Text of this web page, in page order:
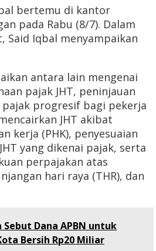
bertemu di kantor
pada Rabu (8/7). Dalam
Said Iqbal menyampaikan
antara lain mengenai
pajak JHT, peninjauan
progresif bagi pekerja
JHT akibat
kerja (PHK), penyesuaian
yang dikenai pajak, serta
perpajakan atas
hari raya (THR), dan
Sebut Dana APBN untuk
Bersih Rp20 Miliar